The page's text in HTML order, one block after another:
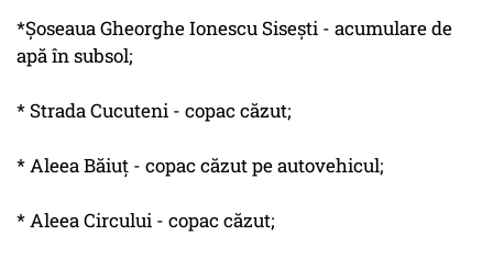
*Şoseaua Gheorghe Ionescu Siseşti - acumulare de
apă în subsol;
* Strada Cucuteni - copac căzut;
* Aleea Băiuţ - copac căzut pe autovehicul;
* Aleea Circului - copac căzut;